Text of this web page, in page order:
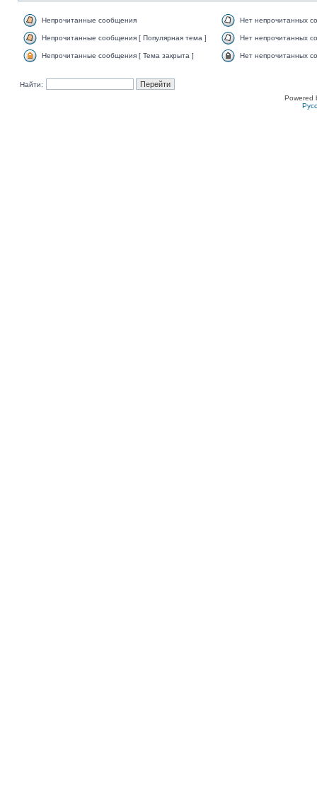
Непрочитанные сообщения Нет непрочитанных
Непрочитанные сообщения [ Популярная тема ] Нет непрочитанных
Непрочитанные сообщения [ Тема закрыта ] Нет непрочитанных
Найти:
Powered